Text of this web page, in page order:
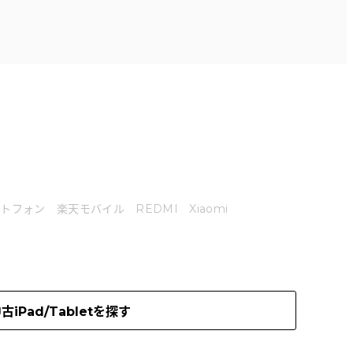
フォン 楽天モバイル REDMI
Xiaomi
古iPad/Tabletを探す